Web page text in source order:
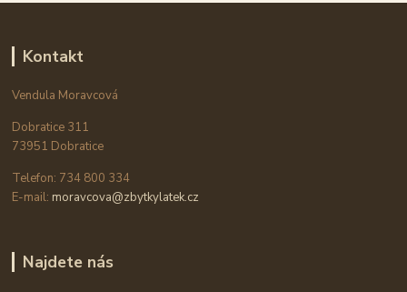
Kontakt
Vendula Moravcová
Dobratice 311
73951 Dobratice
Telefon: 734 800 334
E-mail: moravcova@zbytkylatek.cz
Najdete nás